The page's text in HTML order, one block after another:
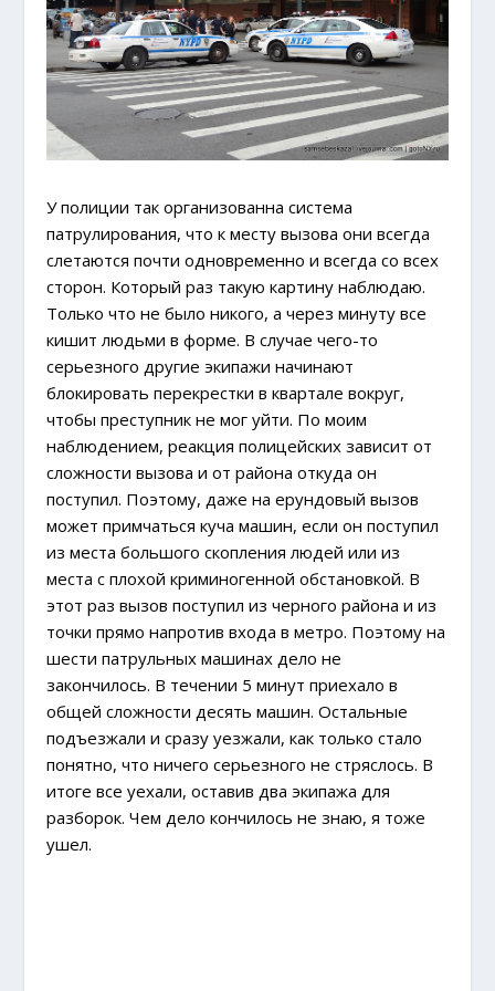
У полиции так организованна система
патрулирования, что к месту вызова они всегда
слетаются почти одновременно и всегда со всех
сторон. Который раз такую картину наблюдаю.
Только что не было никого, а через минуту все
кишит людьми в форме. В случае чего-то
серьезного другие экипажи начинают
блокировать перекрестки в квартале вокруг,
чтобы преступник не мог уйти. По моим
наблюдением, реакция полицейских зависит от
сложности вызова и от района откуда он
поступил. Поэтому, даже на ерундовый вызов
может примчаться куча машин, если он поступил
из места большого скопления людей или из
места с плохой криминогенной обстановкой. В
этот раз вызов поступил из черного района и из
точки прямо напротив входа в метро. Поэтому на
шести патрульных машинах дело не
закончилось. В течении 5 минут приехало в
общей сложности десять машин. Остальные
подъезжали и сразу уезжали, как только стало
понятно, что ничего серьезного не стряслось. В
итоге все уехали, оставив два экипажа для
разборок. Чем дело кончилось не знаю, я тоже
ушел.